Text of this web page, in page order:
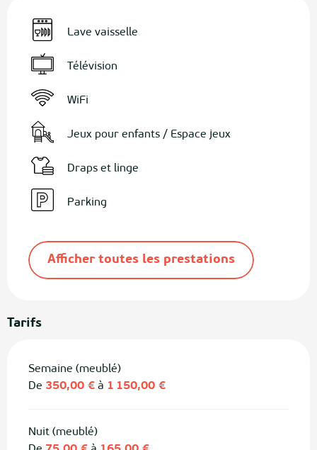
Lave vaisselle
Télévision
WiFi
Jeux pour enfants / Espace jeux
Draps et linge
Parking
Afficher toutes les prestations
Tarifs
Semaine (meublé)
De 350,00 € à 1 150,00 €
Nuit (meublé)